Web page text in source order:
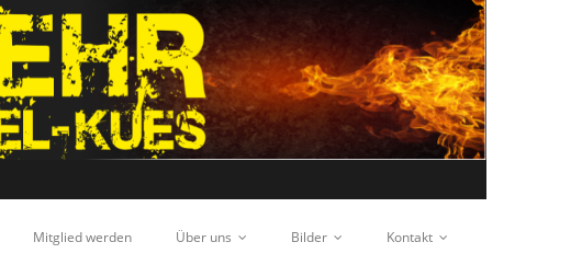
Mitglied werden Über uns Bilder Kontakt